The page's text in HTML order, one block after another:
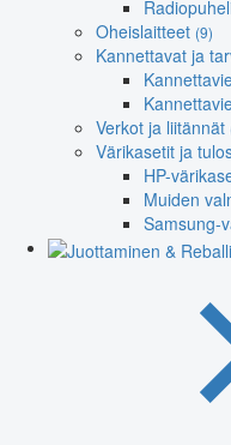
Oheislaitteet (9)
Kannettavat ja
Verkot ja liitännät
Värikasetit ja
HP-
Muiden
Samsung-